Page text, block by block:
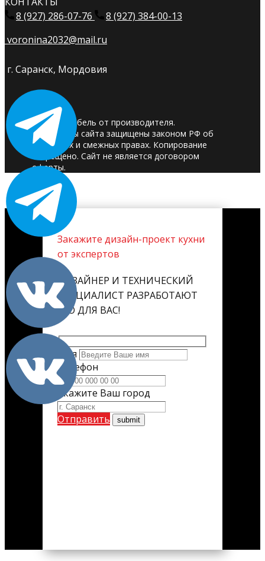
8 (927) 286-07-76
8 (927) 384-00-13
voronina2032@mail.ru
г. Саранск, Мордовия
© 2025. Мебель от производителя.
Материалы сайта защищены законом РФ об
авторских и смежных правах. Копирование
запрещено. Сайт не является договором
оферты.
Закажите дизайн-проект кухни
от экспертов
ДИЗАЙНЕР И ТЕХНИЧЕСКИЙ
СПЕЦИАЛИСТ РАЗРАБОТАЮТ
ЕГО ДЛЯ ВАС!
Имя
Телефон
Укажите Ваш город
Отправить